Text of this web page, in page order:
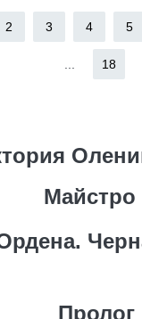
2 3 4 5
18
Майстро
Пролог